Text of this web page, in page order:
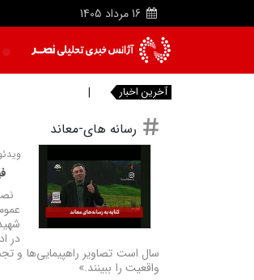
16 مرداد 1405
آخرین اخبار |
رسانه های-معاند
سال است تصاویر راهپیمایی‌ها و
واقعیت را ببینند.»